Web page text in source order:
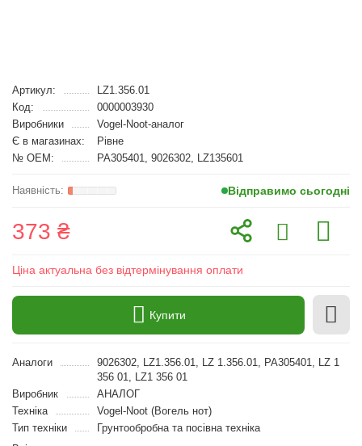
Артикул:
LZ1.356.01
Код:
0000003930
Виробники
Vogel-Noot-аналог
Є в магазинах:
Рівне
№ OEM:
РА305401, 9026302, LZ135601
Відправимо сьогодні
373 ₴
Ціна актуальна без відтермінування оплати
Купити
Аналоги
9026302, LZ1.356.01, LZ 1.356.01, РА305401, LZ 1
356 01, LZ1 356 01
Виробник
АНАЛОГ
Техніка
Vogel-Noot (Вогель нот)
Тип техніки
Грунтообробна та посівна техніка